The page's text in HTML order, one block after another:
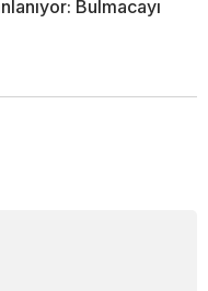
Bulmacayı